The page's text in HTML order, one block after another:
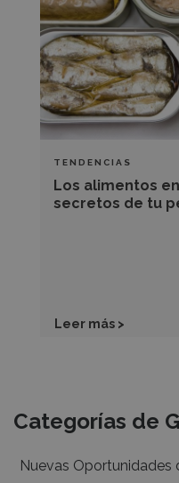
TENDENCIAS
Los alimentos
secretos de tu
conserva,
conoce
los
secretos
de
tu
perfecto
aliado
Leer más >
Recursos
Categorías de
Nuevas Oportunidades